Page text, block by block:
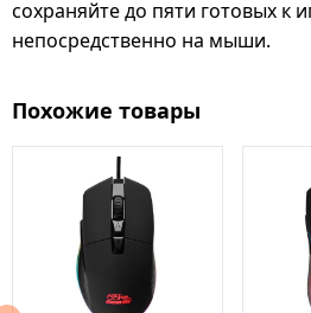
сохраняйте до пяти готовых к
непосредственно на мыши.
Похожие товары